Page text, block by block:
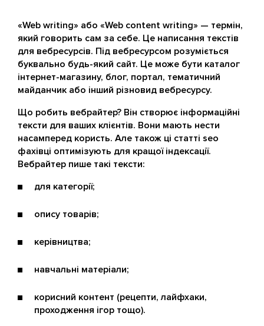
«Web writing» або «Web content writing» — термін,
який говорить сам за себе. Це написання текстів
для вебресурсів. Під вебресурсом розуміється
буквально будь-який сайт. Це може бути каталог
інтернет-магазину, блог, портал, тематичний
майданчик або інший різновид вебресурсу.
Що робить вебрайтер? Він створює інформаційні
тексти для ваших клієнтів. Вони мають нести
насамперед користь. Але також ці статті seo
фахівці оптимізують для кращої індексації.
Вебрайтер пише такі тексти:
для категорії;
опису товарів;
керівництва;
навчальні матеріали;
корисний контент (рецепти, лайфхаки,
проходження ігор тощо).